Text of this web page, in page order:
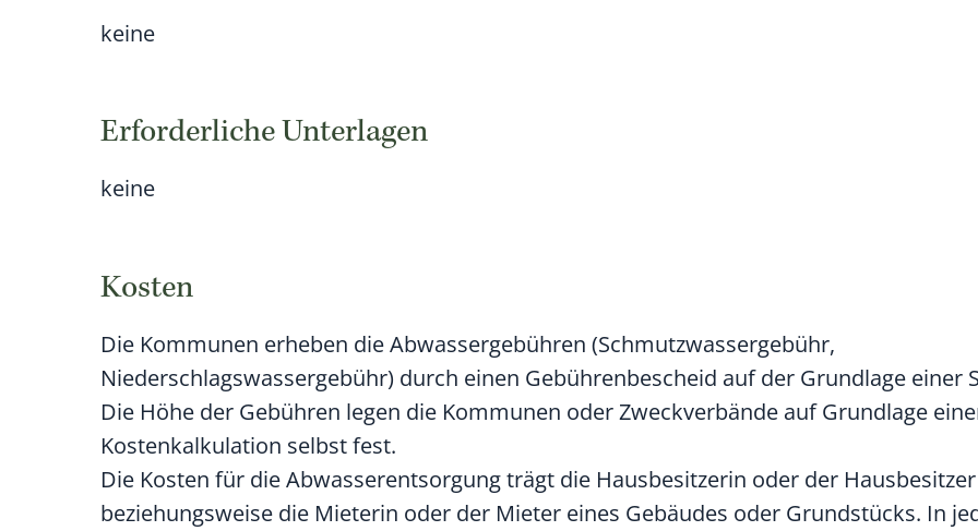
keine
Erforderliche Unterlagen
keine
Kosten
Die Kommunen erheben die Abwassergebühren (Schmutzwassergebühr,
Niederschlagswassergebühr) durch einen Gebührenbescheid auf der Grundlage einer
Die Höhe der Gebühren legen die Kommunen oder Zweckverbände auf Grundlage
Kostenkalkulation selbst fest.
Die Kosten für die Abwasserentsorgung trägt die Hausbesitzerin oder der Hausbesitzer
beziehungsweise die Mieterin oder der Mieter eines Gebäudes oder Grundstücks. In